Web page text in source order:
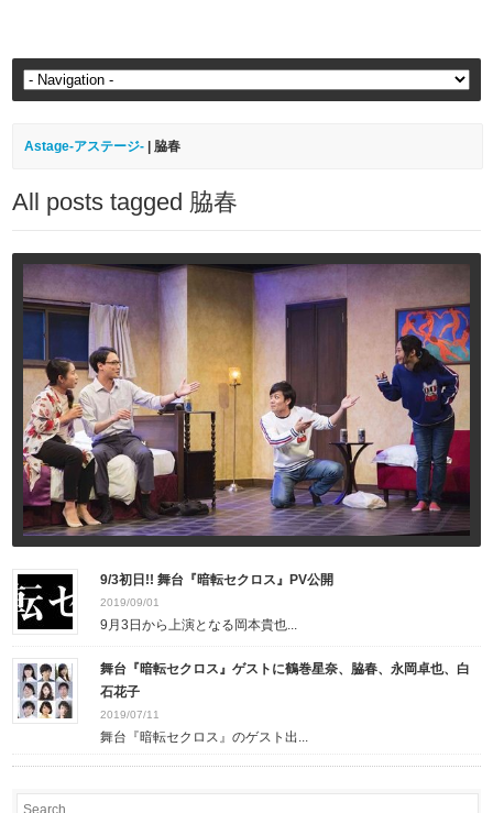
Astage-アステージ- |脇春
All posts tagged 脇春
9/3初日!! 舞台『暗転セクロス』PV公開
2019/09/01
9月3日から上演となる岡本貴也...
舞台『暗転セクロス』ゲストに鶴巻星奈、脇春、永岡卓也、白
石花子
2019/07/11
舞台『暗転セクロス』のゲスト出...